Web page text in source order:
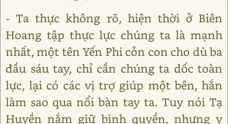
- Ta thực không rõ, hiện thời ở Biên
Hoang tập thực lực chúng ta là mạnh
nhất, một tên Yến Phi cỏn con cho dù ba
đầu sáu tay, chỉ cần chúng ta dốc toàn
lực, lại có các vị trợ giúp một bên, hắn
làm sao qua nổi bàn tay ta. Tuy nói Tạ
Huyền nắm giữ binh quyền, nhưng y